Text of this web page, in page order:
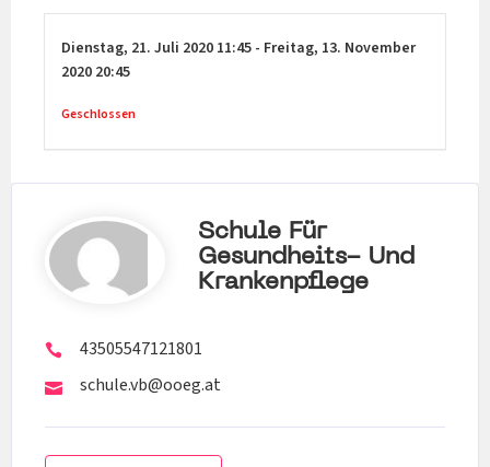
Dienstag, 21. Juli 2020 11:45 - Freitag, 13. November
2020 20:45
Geschlossen
Schule Für
Gesundheits- Und
Krankenpflege
43505547121801
schule.vb@ooeg.at